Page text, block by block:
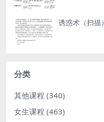
诱惑术（扫描）
分类
其他课程 (340)
女生课程 (463)